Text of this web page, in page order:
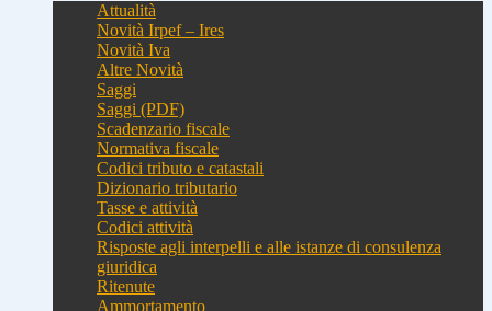
Attualità
Novità Irpef – Ires
Novità Iva
Altre Novità
Saggi
Saggi (PDF)
Scadenzario fiscale
Normativa fiscale
Codici tributo e catastali
Dizionario tributario
Tasse e attività
Codici attività
Risposte agli interpelli e alle istanze di consulenza
giuridica
Ritenute
Ammortamento